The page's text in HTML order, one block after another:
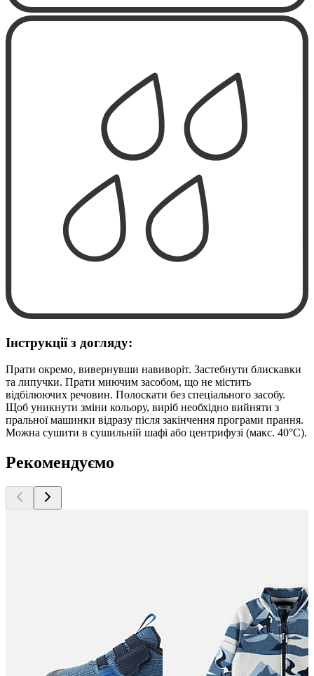
Інструкції з догляду:
Прати окремо, вивернувши навиворіт. Застебнути блискавки
та липучки. Прати миючим засобом, що не містить
відбілюючих речовин. Полоскати без спеціального засобу.
Щоб уникнути зміни кольору, виріб необхідно вийняти з
пральної машинки відразу після закінчення програми прання.
Можна сушити в сушильній шафі або центрифузі (макс. 40°C).
Рекомендуємо